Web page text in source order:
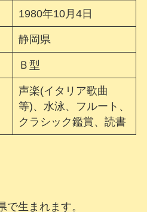
1980年10月4日
静岡県
Ｂ型
声楽(イタリア歌曲
等)、水泳、フルート、
クラシック鑑賞、読書
で生まれます。